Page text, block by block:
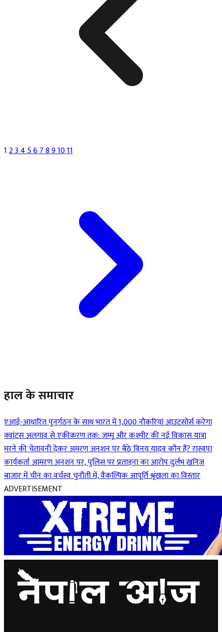
1234567891011
हाल के समाचार
एआई-आधारित पुनर्गठन के साथ भारत में 1,000 नौकरियां आउटसोर्स करेगा
क्वांटसअलगाव से एकीकरण तक: जम्मू और कश्मीर की नई विकास यात्रा
मरने की चेतावनी देकर अमरण अनशन पर बैठे विनय यादव कौन हैं?रास्वपा
कार्यकर्ता आमरण अनशन पर, पुलिस पर प्रताड़ना का आरोपदुर्लभ खनिज
बाजार में चीन का वर्चस्व चुनौती में, वैकल्पिक आपूर्ति श्रृंखला का विस्तार
ADVERTISEMENT